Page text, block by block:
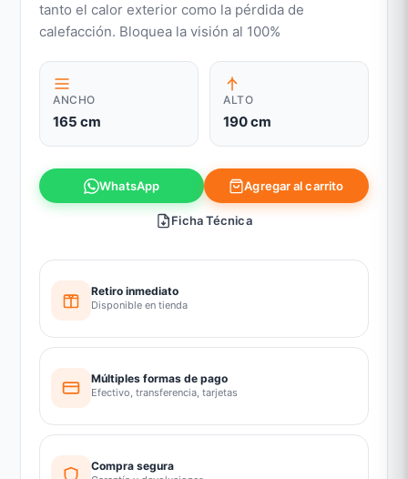
tanto el calor exterior como la pérdida de
calefacción. Bloquea la visión al 100%
ANCHO
165 cm
ALTO
190 cm
WhatsApp Agregar al carrito
Ficha Técnica
Retiro inmediato
Disponible en tienda
Múltiples formas de pago
Efectivo, transferencia, tarjetas
Compra segura